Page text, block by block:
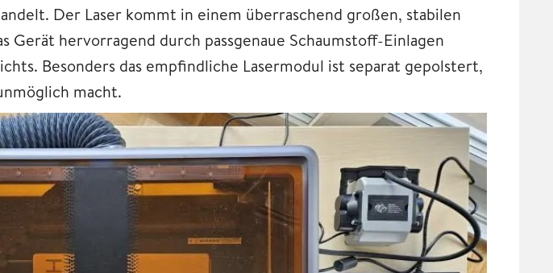
Der Laser kommt in einem überraschend großen, stabilen
Gerät hervorragend durch passgenaue Schaumstoff-Einlagen
Besonders das empfindliche Lasermodul ist separat gepolstert,
macht.